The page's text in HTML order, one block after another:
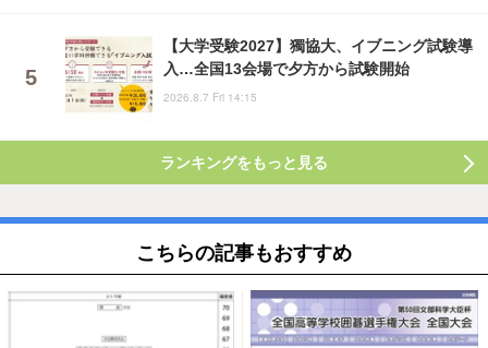
【大学受験2027】獨協大、イブニング試験導
入…全国13会場で夕方から試験開始
2026.8.7 Fri 14:15
ランキングをもっと見る
こちらの記事もおすすめ